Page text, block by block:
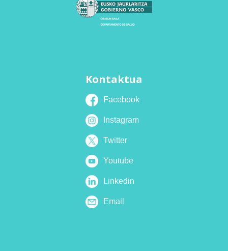
Kontaktua
Facebook
Instagram
Twitter
Youtube
Linkedin
Email